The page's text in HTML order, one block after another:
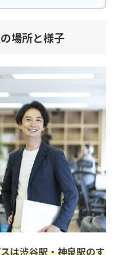
場所と様子
は渋谷駅・神泉駅のす